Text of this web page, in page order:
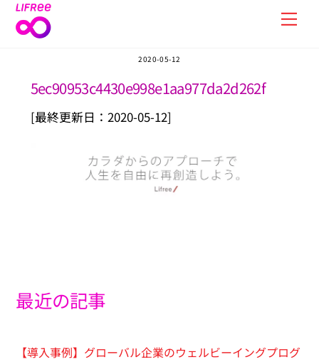
Skip
2020-05-12
5ec90953c4430e998e1aa977da2d262f
[最終更新日：2020-05-12]
最近の記事
【導入事例】グローバル企業のウェルビーイングプログ